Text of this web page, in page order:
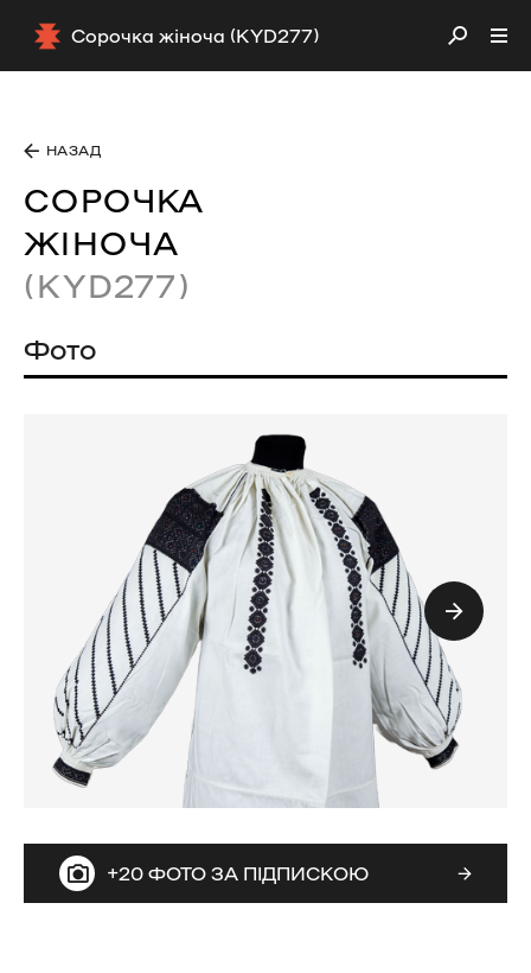
Сорочка жіноча (KYD277)
НАЗАД
СОРОЧКА
ЖІНОЧА
(KYD277)
Фото
+20 ФОТО ЗА ПІДПИСКОЮ